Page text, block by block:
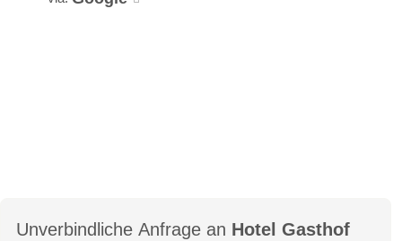
Unverbindliche Anfrage an Hotel Gasthof